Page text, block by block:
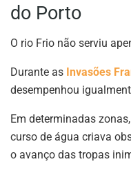
do Porto
O rio Frio não serviu
Durante as Invasões
desempenhou
Em determinadas
curso de água criava
o avanço das tropas